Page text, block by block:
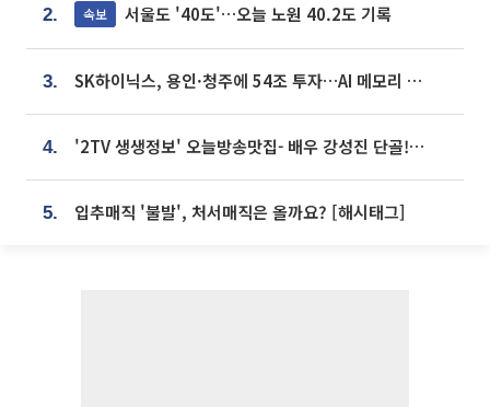
2. 속보 서울도 '40도'…오늘 노원 40.2도 기록
3. SK하이닉스, 용인·청주에 54조 투자…AI 메모리 생산기지 키운다
4. '2TV 생생정보' 오늘방송맛집- 배우 강성진 단골! 쌀국수ㆍ푸팟퐁 커리 맛집 '블○○○'
5. 입추매직 '불발', 처서매직은 올까요? [해시태그]